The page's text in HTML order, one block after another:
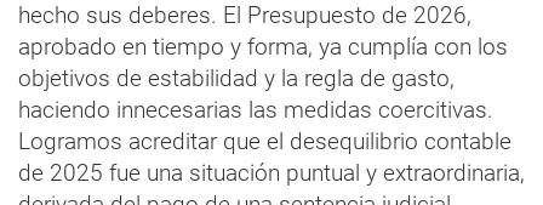
hecho sus deberes. El Presupuesto de 2026,
aprobado en tiempo y forma, ya cumplía con los
objetivos de estabilidad y la regla de gasto,
haciendo innecesarias las medidas coercitivas.
Logramos acreditar que el desequilibrio contable
de 2025 fue una situación puntual y extraordinaria,